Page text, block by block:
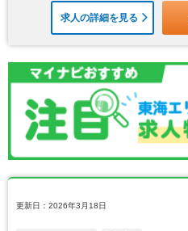
求人の詳細を見る
更新日：2026年3月18日